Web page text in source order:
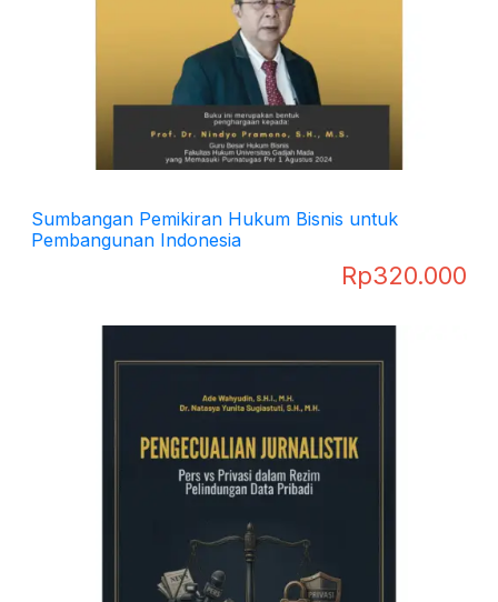
Sumbangan Pemikiran Hukum Bisnis untuk
Pembangunan Indonesia
Rp320.000